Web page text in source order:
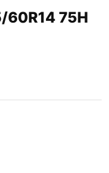
60R14 75H